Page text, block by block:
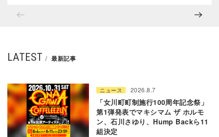
LATEST 最新記事
ニュース 2026.8.7
「女川町町制施行100周年記念祭」
第1弾発表でマキシマム ザ ホルモ
ン、石川さゆり、Hump Backら11
組決定